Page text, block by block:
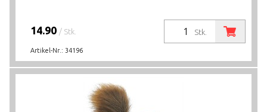
Stk.
14.90 / Stk.
Artikel-Nr.: 34196